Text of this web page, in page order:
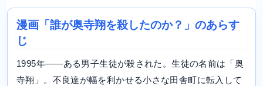
漫画「誰が奥寺翔を殺したのか？」のあらす
じ
1995年――ある男子生徒が殺された。生徒の名前は「奥
寺翔」。不良達が幅を利かせる小さな田舎町に転入して